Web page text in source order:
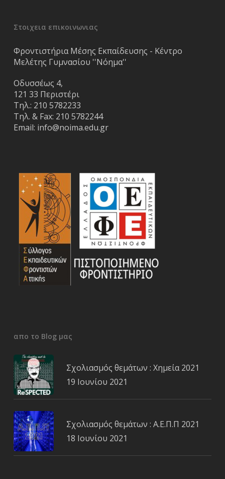
Στοιχεια επικοινωνιας
Φροντιστήρια Μέσης Εκπαίδευσης - Κέντρο
Μελέτης Γυμνασίου ''Νόημα''
Οδυσσέως 4,
121 33 Περιστέρι
Τηλ.: 210 5782233
Τηλ. & Fax: 210 5782244
Email: info@noima.edu.gr
απο το Blog μας
Σχολιασμός θεμάτων : Χημεία 2021
19 Ιουνίου 2021
Σχολιασμός θεμάτων : Α.Ε.Π.Π 2021
18 Ιουνίου 2021